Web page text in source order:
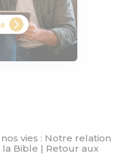
vies : Notre relation
Bible | Retour aux